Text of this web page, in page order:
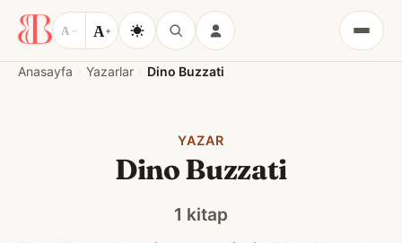
A − A+
Menü
Anasayfa Yazarlar Dino Buzzati
YAZAR
Dino Buzzati
1 kitap